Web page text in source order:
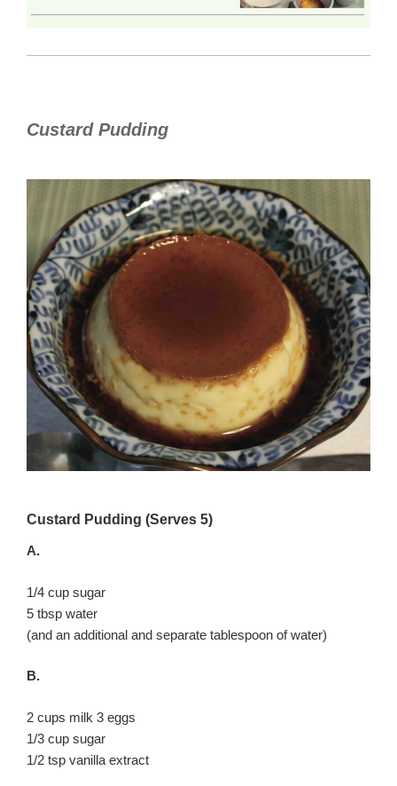
Custard Pudding
Custard Pudding (Serves 5)
A.
1/4 cup sugar
5 tbsp water
(and an additional and separate tablespoon of water)
B.
2 cups milk 3 eggs
1/3 cup sugar
1/2 tsp vanilla extract